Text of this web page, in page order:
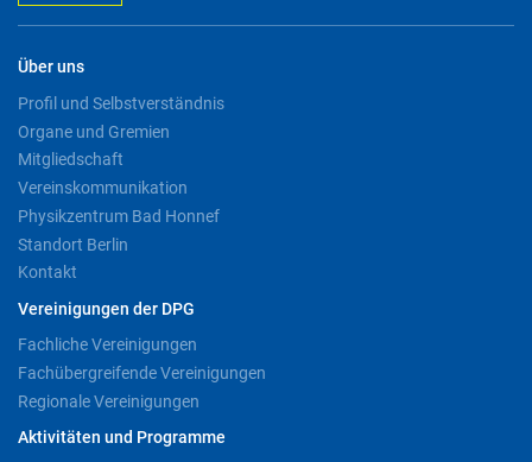
Über uns
Profil und Selbstverständnis
Organe und Gremien
Mitgliedschaft
Vereinskommunikation
Physikzentrum Bad Honnef
Standort Berlin
Kontakt
Vereinigungen der DPG
Fachliche Vereinigungen
Fachübergreifende Vereinigungen
Regionale Vereinigungen
Aktivitäten und Programme